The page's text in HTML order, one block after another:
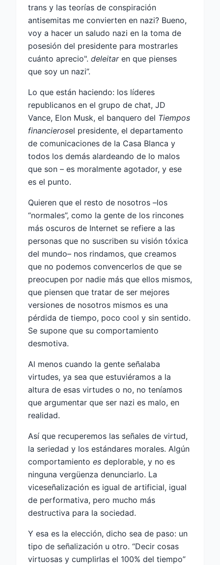
trans y las teorías de conspiración
antisemitas me convierten en nazi? Bueno,
voy a hacer un saludo nazi en la toma de
posesión del presidente para mostrarles
cuánto aprecio". deleitaren que pienses
que soy un nazi”.
Lo que están haciendo: los líderes
republicanos en el grupo de chat, JD
Vance, Elon Musk, el banquero del Tiempos
financierosel presidente, el departamento
de comunicaciones de la Casa Blanca y
todos los demás alardeando de lo malos
que son – es moralmente agotador, y ese
es el punto.
Quieren que el resto de nosotros –los
“normales”, como la gente de los rincones
más oscuros de Internet se refiere a las
personas que no suscriben su visión tóxica
del mundo– nos rindamos, que creamos
que no podemos convencerlos de que se
preocupen por nadie más que ellos mismos,
que piensen que tratar de ser mejores
versiones de nosotros mismos es una
pérdida de tiempo, poco cool y sin sentido.
Se supone que su comportamiento
desmotiva.
Al menos cuando la gente señalaba
virtudes, ya sea que estuviéramos a la
altura de esas virtudes o no, no teníamos
que argumentar que ser nazi es malo, en
realidad.
Así que recuperemos las señales de virtud,
la seriedad y los estándares morales. Algún
comportamiento es deplorable, y no es
ninguna vergüenza denunciarlo. La
viceseñalización es igual de artificial, igual
de performativa, pero mucho más
destructiva para la sociedad.
Y esa es la elección, dicho sea de paso: un
tipo de señalización u otro. “Decir cosas
virtuosas y cumplirlas el 100% del tiempo”